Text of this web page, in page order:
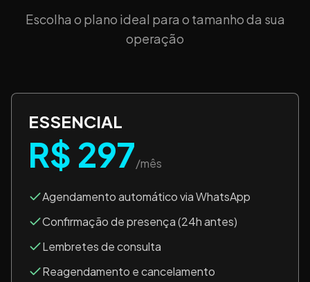
Escolha o plano ideal para o tamanho da sua
operação
ESSENCIAL
R$ 297/mês
Agendamento automático via WhatsApp
Confirmação de presença (24h antes)
Lembretes de consulta
Reagendamento e cancelamento